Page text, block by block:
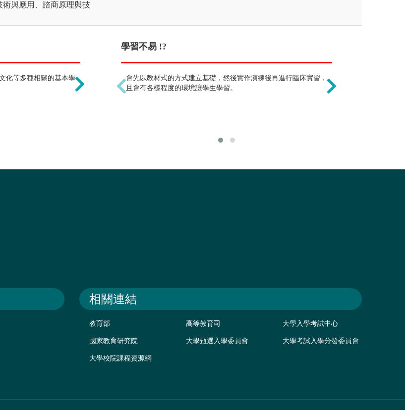
與應用、諮商原理與技
化等多種相關的基本學
只能在醫院工作 !?
可以在學校、診所、社福機構、安養院等地方工作，也可以開設治
療所或是從事相關輔具、療育工具或教材開發等等的相關工作或是
美國的聾人不喜歡別人
他們覺得這是他們的文
學習不易 !?
會先以教材式的方式建立基礎，然後實作演練後再進行臨床實習，
且會有各樣程度的環境讓學生學習。
相關連結
教育部 高等教育司 大學入學考試中心
國家教育研究院 大學甄選入學委員會 大學考試入學分發委員會
大學校院課程資源網